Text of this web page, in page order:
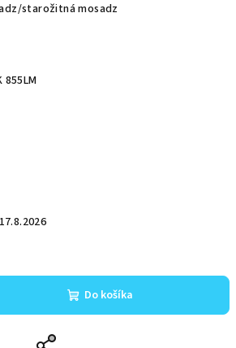
starožitná mosadz
855LM
17.8.2026
Do košíka